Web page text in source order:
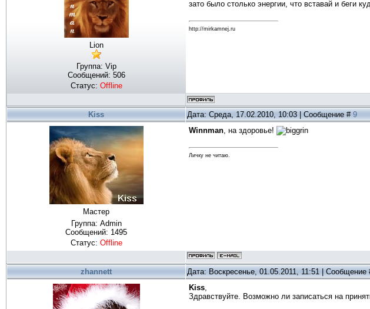
Lion
Группа: Vip
Сообщений: 506
Статус: Offline
зато было столько энергии, что вставай и беги
http://mirkamnej.ru
Kiss Дата: Среда, 17.02.2010, 10:03 | Сообщение # 9
Мастер
Группа: Admin
Сообщений: 1495
Статус: Offline
Winnman, на здоровье!
Личку не читаю.
zhannett Дата: Воскресенье, 01.05.2011, 11:51 | Сообщение
Kiss,
Здравствуйте. Возможно ли записаться на